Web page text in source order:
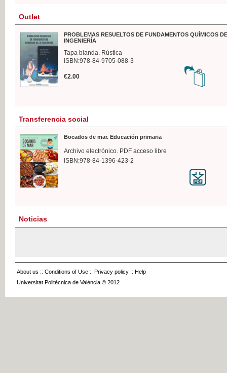
Outlet
PROBLEMAS RESUELTOS DE FUNDAMENTOS QUÍMICOS
INGENIERÍA
Tapa blanda. Rústica
ISBN:978-84-9705-088-3
€2.00
Transferencia social
Bocados de mar. Educación primaria
Archivo electrónico. PDF acceso libre
ISBN:978-84-1396-423-2
Noticias
About us :: Conditions of Use :: Privacy policy :: Help
Universitat Politècnica de València © 2012